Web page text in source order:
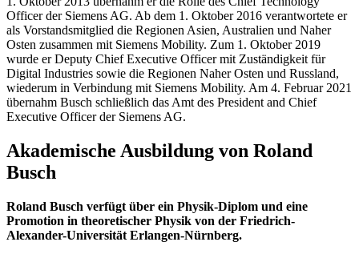
Officer der Siemens AG. Ab dem 1. Oktober 2016 verantwortete er
als Vorstandsmitglied die Regionen Asien, Australien und Naher
Osten zusammen mit Siemens Mobility. Zum 1. Oktober 2019
wurde er Deputy Chief Executive Officer mit Zuständigkeit für
Digital Industries sowie die Regionen Naher Osten und Russland,
wiederum in Verbindung mit Siemens Mobility. Am 4. Februar 2021
übernahm Busch schließlich das Amt des President and Chief
Executive Officer der Siemens AG.
Akademische Ausbildung von Roland
Busch
Roland Busch verfügt über ein Physik-Diplom und eine
Promotion in theoretischer Physik von der Friedrich-
Alexander-Universität Erlangen-Nürnberg.